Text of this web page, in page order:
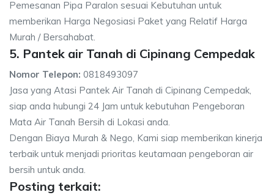
Pemesanan Pipa Paralon sesuai Kebutuhan untuk
memberikan Harga Negosiasi Paket yang Relatif Harga
Murah / Bersahabat.
5. Pantek air Tanah di Cipinang Cempedak
Nomor Telepon: 0818493097
Jasa yang Atasi Pantek Air Tanah di Cipinang Cempedak,
siap anda hubungi 24 Jam untuk kebutuhan Pengeboran
Mata Air Tanah Bersih di Lokasi anda.
Dengan Biaya Murah & Nego, Kami siap memberikan kinerja
terbaik untuk menjadi prioritas keutamaan pengeboran air
bersih untuk anda.
Posting terkait: